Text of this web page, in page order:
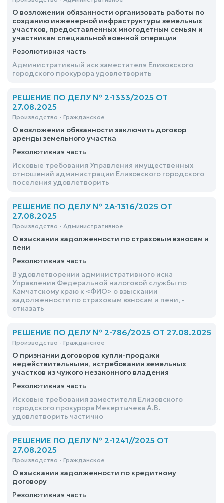
О возложении обязанности организовать работы по
созданию инженерной инфраструктуры земельных
участков, предоставленных многодетным семьям и
участникам специальной военной операции
Резолютивная часть
Административный иск заместителя Елизовского
городского прокурора удовлетворить
РЕШЕНИЕ ПО ДЕЛУ № 2-1333/2025 ОТ
27.08.2025
Производство - Гражданское
О возложении обязанности заключить договор
аренды земельного участка
Резолютивная часть
Исковые требования Управления имущественных
отношений администрации Елизовского городского
поселения удовлетворить
РЕШЕНИЕ ПО ДЕЛУ № 2А-1316/2025 ОТ
27.08.2025
Производство - Административное
О взыскании задолженности по страховым взносам и
пени
Резолютивная часть
В удовлетворении административного иска
Управления Федеральной налоговой службы по
Камчатскому краю к <ФИО> о взыскании
задолженности по страховым взносам и пени, -
отказать
РЕШЕНИЕ ПО ДЕЛУ № 2-786/2025 ОТ 27.08.2025
Производство - Гражданское
О признании договоров купли-продажи
недействительными, истребовании земельных
участков из чужого незаконного владения
Резолютивная часть
Исковые требования заместителя Елизовского
городского прокурора Мекертычева А.В.
удовлетворить частично
РЕШЕНИЕ ПО ДЕЛУ № 2-1241//2025 ОТ
27.08.2025
Производство - Гражданское
О взыскании задолженности по кредитному
договору
Резолютивная часть